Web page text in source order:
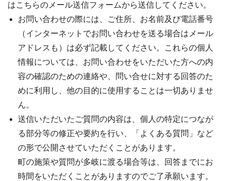
はこちらのメール送信フォームから送信してください。
お問い合わせの際には、ご住所、お名前及び電話番号
（インターネットでお問い合わせを送る場合はメール
アドレスも）は必ず記載してください。これらの個人
情報については、お問い合わせをいただいた方への内
容の確認のための連絡や、問い合せに対する回答のた
めに利用し、他の目的に使用することは一切ありませ
ん。
送信いただいたご質問の内容は、個人の特定につなが
る部分等の修正や要約を行い、「よくある質問」など
の形で公開させていただくことがあります。
町の施策や質問が多岐に渡る場合等は、回答までにお
時間をいただくことがありますのでご了承願います。